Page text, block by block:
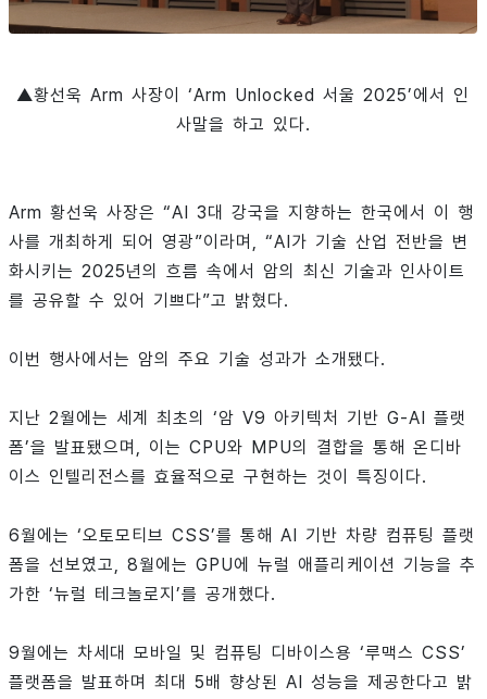
▲황선욱 Arm 사장이 ‘Arm Unlocked 서울 2025’에서 인
사말을 하고 있다.
Arm 황선욱 사장은 “AI 3대 강국을 지향하는 한국에서 이 행
사를 개최하게 되어 영광”이라며, “AI가 기술 산업 전반을 변
화시키는 2025년의 흐름 속에서 암의 최신 기술과 인사이트
를 공유할 수 있어 기쁘다”고 밝혔다.
이번 행사에서는 암의 주요 기술 성과가 소개됐다.
지난 2월에는 세계 최초의 ‘암 V9 아키텍처 기반 G-AI 플랫
폼’을 발표됐으며, 이는 CPU와 MPU의 결합을 통해 온디바
이스 인텔리전스를 효율적으로 구현하는 것이 특징이다.
6월에는 ‘오토모티브 CSS’를 통해 AI 기반 차량 컴퓨팅 플랫
폼을 선보였고, 8월에는 GPU에 뉴럴 애플리케이션 기능을 추
가한 ‘뉴럴 테크놀로지’를 공개했다.
9월에는 차세대 모바일 및 컴퓨팅 디바이스용 ‘루맥스 CSS’
플랫폼을 발표하며 최대 5배 향상된 AI 성능을 제공한다고 밝